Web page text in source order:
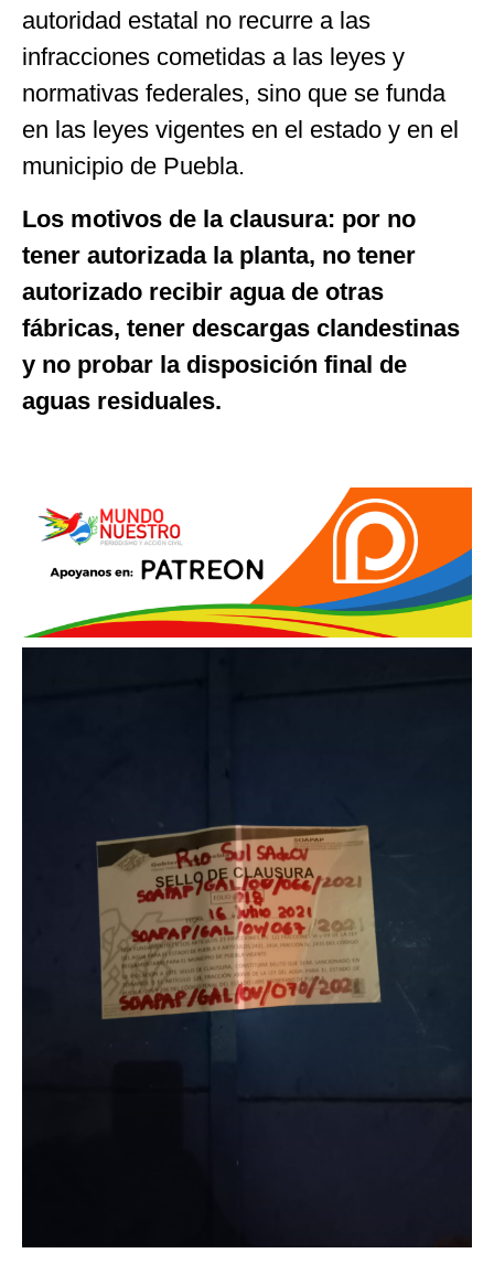
autoridad estatal no recurre a las
infracciones cometidas a las leyes y
normativas federales, sino que se funda
en las leyes vigentes en el estado y en el
municipio de Puebla.
Los motivos de la clausura: por no
tener autorizada la planta, no tener
autorizado recibir agua de otras
fábricas, tener descargas clandestinas
y no probar la disposición final de
aguas residuales.